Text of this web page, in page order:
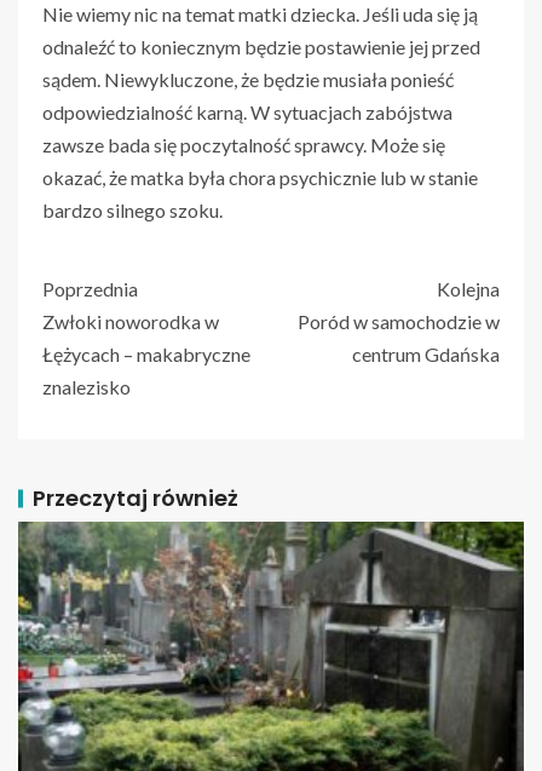
Nie wiemy nic na temat matki dziecka. Jeśli uda się ją
odnaleźć to koniecznym będzie postawienie jej przed
sądem. Niewykluczone, że będzie musiała ponieść
odpowiedzialność karną. W sytuacjach zabójstwa
zawsze bada się poczytalność sprawcy. Może się
okazać, że matka była chora psychicznie lub w stanie
bardzo silnego szoku.
Poprzednia
Zwłoki noworodka w
Łężycach – makabryczne
znalezisko
Kolejna
Poród w samochodzie w
centrum Gdańska
Przeczytaj również